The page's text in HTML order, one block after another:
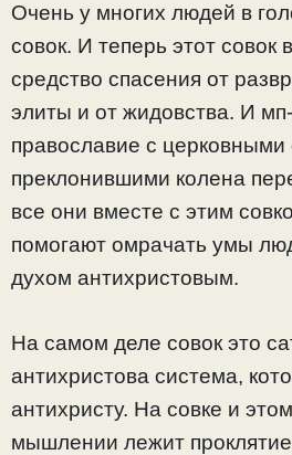
Очень у многих людей в
совок. И теперь этот совок
средство спасения от
элиты и от жидовства. И
православие с церковными
преклонившими колена
все они вместе с этим
помогают омрачать умы
духом антихристовым.
На самом деле совок это
антихристова система,
антихристу. На совке и
мышлении лежит